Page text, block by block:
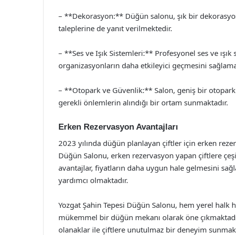
– **Dekorasyon:** Düğün salonu, şık bir
taleplerine de yanıt verilmektedir.
– **Ses ve Işık Sistemleri:** Profesyonel ses ve
organizasyonların daha etkileyici geçmesini
– **Otopark ve Güvenlik:** Salon, geniş bir
gerekli önlemlerin alındığı bir ortam sunmaktadır.
Erken Rezervasyon Avantajları
2023 yılında düğün planlayan çiftler için erken
Düğün Salonu, erken rezervasyon yapan çiftlere
avantajlar, fiyatların daha uygun hale gelmesini
yardımcı olmaktadır.
Yozgat Şahin Tepesi Düğün Salonu, hem yerel
mükemmel bir düğün mekanı olarak öne
olanaklar ile çiftlere unutulmaz bir deneyim